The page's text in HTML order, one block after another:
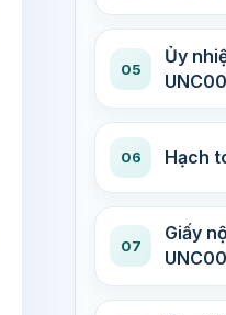
05
Ủy
06 Hạch
07
Giấy